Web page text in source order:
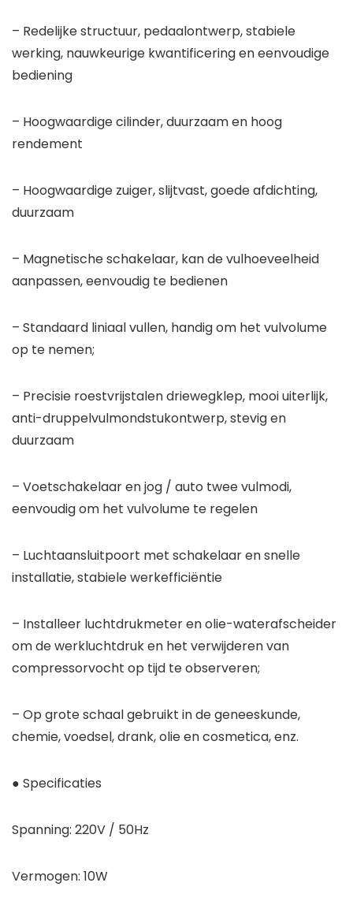
– Redelijke structuur, pedaalontwerp, stabiele
werking, nauwkeurige kwantificering en eenvoudige
bediening
– Hoogwaardige cilinder, duurzaam en hoog
rendement
– Hoogwaardige zuiger, slijtvast, goede afdichting,
duurzaam
– Magnetische schakelaar, kan de vulhoeveelheid
aanpassen, eenvoudig te bedienen
– Standaard liniaal vullen, handig om het vulvolume
op te nemen;
– Precisie roestvrijstalen driewegklep, mooi uiterlijk,
anti-druppelvulmondstukontwerp, stevig en
duurzaam
– Voetschakelaar en jog / auto twee vulmodi,
eenvoudig om het vulvolume te regelen
– Luchtaansluitpoort met schakelaar en snelle
installatie, stabiele werkefficiëntie
– Installeer luchtdrukmeter en olie-waterafscheider
om de werkluchtdruk en het verwijderen van
compressorvocht op tijd te observeren;
– Op grote schaal gebruikt in de geneeskunde,
chemie, voedsel, drank, olie en cosmetica, enz.
● Specificaties
Spanning: 220V / 50Hz
Vermogen: 10W